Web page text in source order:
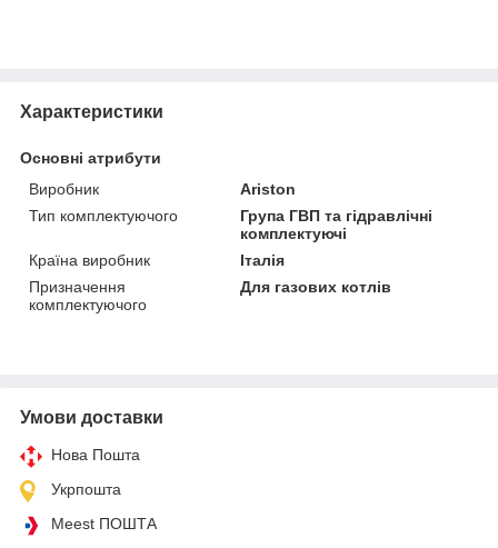
Характеристики
Основні атрибути
Виробник
Ariston
Тип комплектуючого
Група ГВП та гідравлічні
комплектуючі
Країна виробник
Італія
Призначення
комплектуючого
Для газових котлів
Умови доставки
Нова Пошта
Укрпошта
Meest ПОШТА